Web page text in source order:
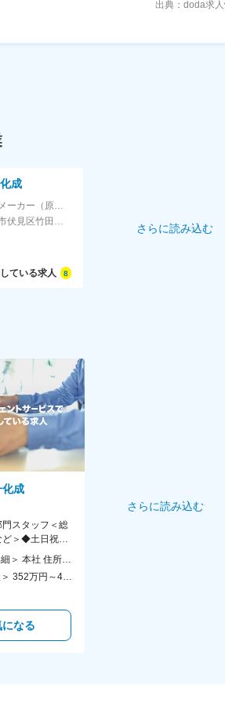
出典：doda求
成
食品・飲料メーカー（原料含む）
京都府京都市伏見区竹田西内畑町20第一化成本社ビル2F
ている求人 8
さらに読み込む
化成
門スタッフ＜総
ど＞◆土日祝休
物メーカー◆
＜勤務地詳細＞ 本社 住所：京都府京都市伏見区竹田西内畑町20 第一化成本社ビル2F 勤務地最寄駅：近鉄・地下鉄線／竹田駅 受動喫煙対策：敷地内全面禁煙 変更の範囲：会社の定める事業所
＜予定年収＞ 352万円～480万円 ＜賃金形態＞ 月給制 ＜賃金内訳＞ 月額（基本給）：220,000円～300,000円 ＜月給＞ 220,000円～300,000円 ＜昇給有無＞ 有 ＜残業手当＞ 有 ＜給与補足＞ ■昇給：年1回（11月） ■賞与：年2回（6月・12月）※過去実績：4ヶ月分 賃金はあくまでも目安の金額であり、選考を通じて上下する可能性があります。 月給(月額)は固定手当を含めた表記です。
になる
さらに読み込む